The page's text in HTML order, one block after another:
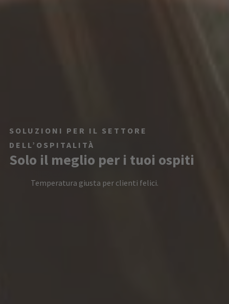
SOLUZIONI PER IL SETTORE
DELL’OSPITALITÀ
Solo il meglio per i tuoi ospiti
Temperatura giusta per clienti felici.